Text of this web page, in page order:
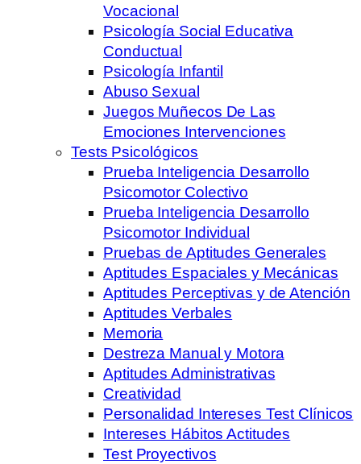
Vocacional
Psicología Social Educativa
Conductual
Psicología Infantil
Abuso Sexual
Juegos Muñecos De Las
Emociones Intervenciones
Tests Psicológicos
Prueba Inteligencia Desarrollo
Psicomotor Colectivo
Prueba Inteligencia Desarrollo
Psicomotor Individual
Pruebas de Aptitudes Generales
Aptitudes Espaciales y Mecánicas
Aptitudes Perceptivas y de Atención
Aptitudes Verbales
Memoria
Destreza Manual y Motora
Aptitudes Administrativas
Creatividad
Personalidad Intereses Test Clínicos
Intereses Hábitos Actitudes
Test Proyectivos